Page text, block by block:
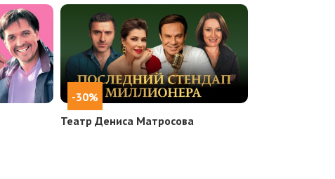
-30%
Театр Дениса Матросова